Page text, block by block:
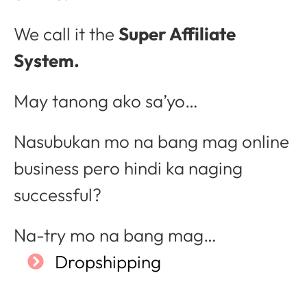
We call it the Super Affiliate
System.
May tanong ako sa’yo…
Nasubukan mo na bang mag online
business pero hindi ka naging
successful?
Na-try mo na bang mag…
Dropshipping